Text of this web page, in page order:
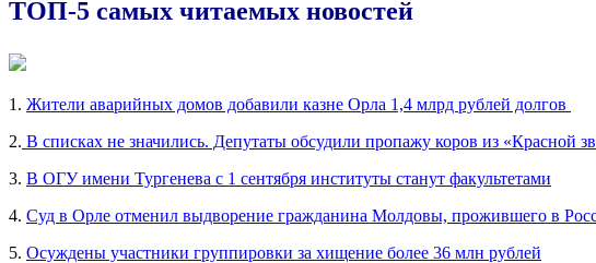
ТОП-5 самых читаемых новостей
1. Жители аварийных домов добавили казне Орла 1,4 млрд рублей долгов
2. В списках не значились. Депутаты обсудили пропажу коров из «Красной
3. В ОГУ имени Тургенева с 1 сентября институты станут факультетами
4. Суд в Орле отменил выдворение гражданина Молдовы, прожившего в
5. Осуждены участники группировки за хищение более 36 млн рублей